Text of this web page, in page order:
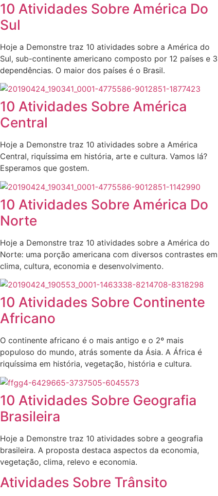
10 Atividades Sobre América Do
Sul
Hoje a Demonstre traz 10 atividades sobre a América do
Sul, sub-continente americano composto por 12 países e 3
dependências. O maior dos países é o Brasil.
10 Atividades Sobre América
Central
Hoje a Demonstre traz 10 atividades sobre a América
Central, riquíssima em história, arte e cultura. Vamos lá?
Esperamos que gostem.
10 Atividades Sobre América Do
Norte
Hoje a Demonstre traz 10 atividades sobre a América do
Norte: uma porção americana com diversos contrastes em
clima, cultura, economia e desenvolvimento.
10 Atividades Sobre Continente
Africano
O continente africano é o mais antigo e o 2º mais
populoso do mundo, atrás somente da Ásia. A África é
riquíssima em história, vegetação, história e cultura.
10 Atividades Sobre Geografia
Brasileira
Hoje a Demonstre traz 10 atividades sobre a geografia
brasileira. A proposta destaca aspectos da economia,
vegetação, clima, relevo e economia.
Atividades Sobre Trânsito